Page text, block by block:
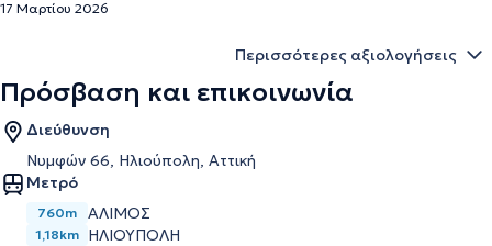
17 Μαρτίου 2026
Περισσότερες αξιολογήσεις
Πρόσβαση και επικοινωνία
Διεύθυνση
Νυμφών 66, Ηλιούπολη, Αττική
Μετρό
760m ΆΛΙΜΟΣ
1,18km ΗΛΙΟΎΠΟΛΗ